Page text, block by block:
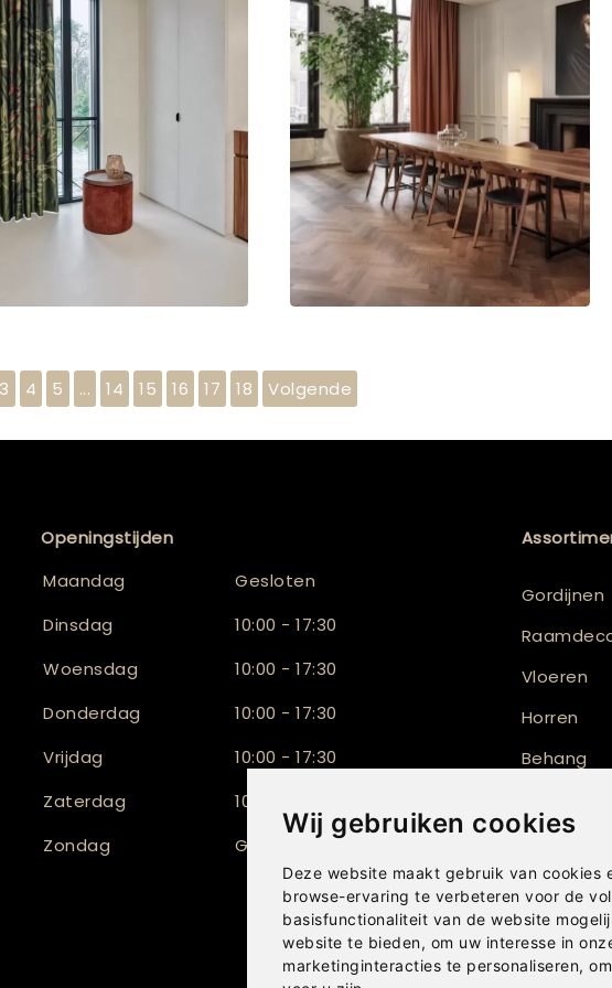
Wij gebruiken cookies
Deze website maakt gebruik van cookies
browse-ervaring te verbeteren voor de
basisfunctionaliteit van de website
website te bieden, om uw interesse in
marketinginteracties te personaliseren,
3 4 5 ... 14 15 16 17 18 Volgende
Openingstijden
Maandag
Gesloten
Dinsdag
10:00 - 17:30
Woensdag
10:00 - 17:30
Donderdag
10:00 - 17:30
Vrijdag
10:00 - 17:30
Zaterdag
10:00 - 16:30
Zondag
Gesloten
Gordijnen
Vloeren
Horren
Behang
Shutters